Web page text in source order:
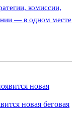
комиссии,
— в одном месте
новая беговая